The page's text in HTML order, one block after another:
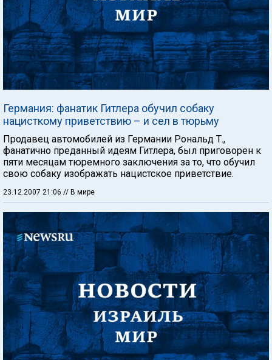
Германия: фанатик Гитлера обучил собаку
нацисткому приветствию – и сел в тюрьму
Продавец автомобилей из Германии Рональд Т.,
фанатично преданный идеям Гитлера, был приговорен к
пяти месяцам тюремного заключения за то, что обучил
свою собаку изображать нацистское приветствие.
23.12.2007 21:06 // В мире